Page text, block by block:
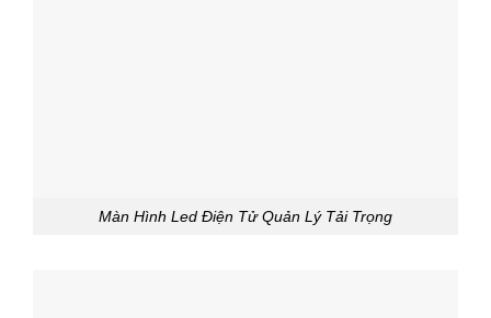
Màn Hình Led Điện Tử Quản Lý Tải Trọng